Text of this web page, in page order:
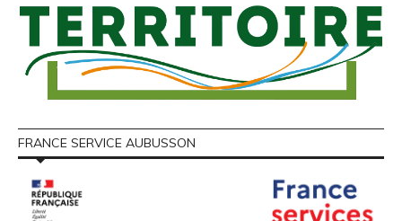
FRANCE SERVICE AUBUSSON